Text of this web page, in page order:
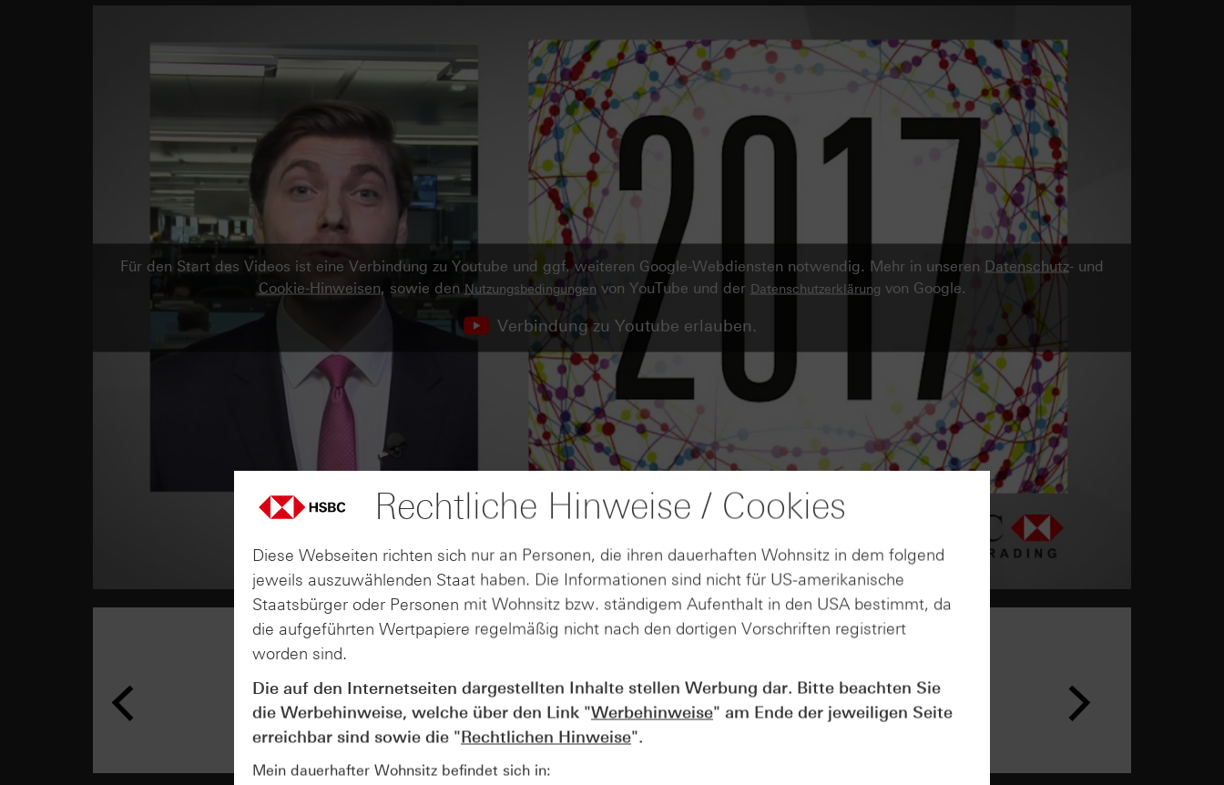
Für den Start des Videos ist eine Verbindung zu Youtube und ggf. weiteren Google-Webdiensten notwendig. Mehr in unseren Datenschutz- und
Cookie-Hinweisen, sowie den Nutzungsbedingungen von YouTube und der Datenschutzerklärung von Google.
Verbindung zu Youtube erlauben.
07
Rekordlaune? - ntv Zertifikate
07.08.26
Rechtliche Hinweise / Cookies
Diese Webseiten richten sich nur an Personen, die ihren dauerhaften Wohnsitz in dem folgend
jeweils auszuwählenden Staat haben. Die Informationen sind nicht für US-amerikanische
Staatsbürger oder Personen mit Wohnsitz bzw. ständigem Aufenthalt in den USA bestimmt, da
die aufgeführten Wertpapiere regelmäßig nicht nach den dortigen Vorschriften registriert
worden sind.
Die auf den Internetseiten dargestellten Inhalte stellen Werbung dar. Bitte beachten Sie
die Werbehinweise, welche über den Link "Werbehinweise" am Ende der jeweiligen Seite
erreichbar sind sowie die "Rechtlichen Hinweise".
Mein dauerhafter Wohnsitz befindet sich in: